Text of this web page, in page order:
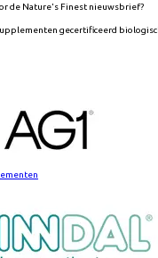
de Nature's Finest nieuwsbrief?
gecertificeerd